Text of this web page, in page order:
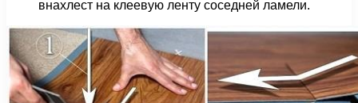
внахлест на клеевую ленту соседней ламели.